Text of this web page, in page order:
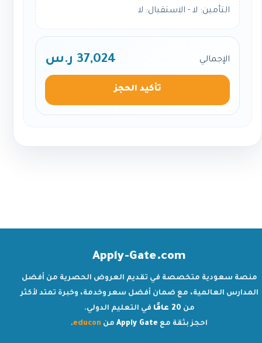
التأمين: لا - الاستقبال: لا
الإجمالي 37,024 ر.س
تأكيد الحجز
Apply-Gate.com
منصة سعودية متخصصة في تقديم العروض الحصرية من أفضل
المدارس العالمية، مع ضمان أفضل سعر وخدمة، وخبرة تمتد لأكثر
من 20 عامًا
في التعليم الدولي.
احجز بثقة مع Apply Gate من educon
.